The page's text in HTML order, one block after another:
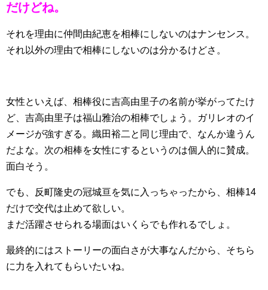
だけどね。
それを理由に仲間由紀恵を相棒にしないのはナンセンス。
それ以外の理由で相棒にしないのは分かるけどさ。
女性といえば、相棒役に吉高由里子の名前が挙がってたけ
ど、吉高由里子は福山雅治の相棒でしょう。ガリレオのイ
メージが強すぎる。織田裕二と同じ理由で、なんか違うん
だよな。次の相棒を女性にするというのは個人的に賛成。
面白そう。
でも、反町隆史の冠城亘を気に入っちゃったから、相棒14
だけで交代は止めて欲しい。
まだ活躍させられる場面はいくらでも作れるでしょ。
最終的にはストーリーの面白さが大事なんだから、そちら
に力を入れてもらいたいね。